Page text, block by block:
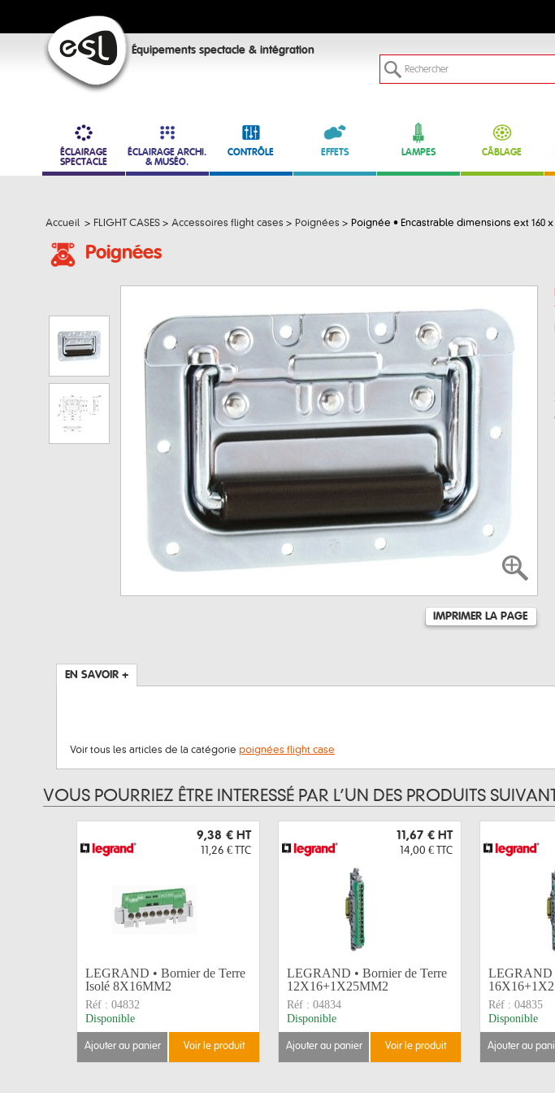
Équipements spectacle & intégration
ÉCLAIRAGE
SPECTACLE
ÉCLAIRAGE ARCHI.
& MUSÉO.
CONTRÔLE EFFETS LAMPES CÂBLAGE
Accueil > FLIGHT CASES > Accessoires flight cases > Poignées > Poignée • Encastrable dimensions ext 160 x
Poignées
IMPRIMER LA PAGE
EN SAVOIR +
Voir tous les articles de la catégorie poignées flight case
VOUS POURRIEZ ÊTRE INTERESSÉ PAR L’UN DES PRODUITS
9,38 € HT
11,26 € TTC
LEGRAND • Bornier de Terre
Isolé 8X16MM2
Réf : 04832
Disponible
ajouter au panier voir le produit
11,67 € HT
14,00 € TTC
LEGRAND • Bornier de Terre
12X16+1X25MM2
Réf : 04834
Disponible
ajouter au panier voir le produit
LEGRAND
Réf : 04835
Disponible
ajouter au